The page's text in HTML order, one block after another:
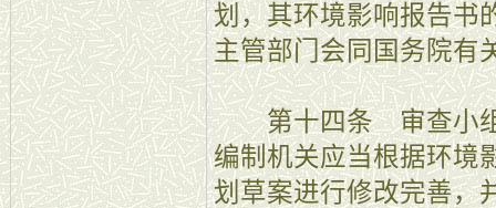
划，其环境影响报告书
主管部门会同国务院有
第十四条 审查小组
编制机关应当根据环境
划草案进行修改完善，